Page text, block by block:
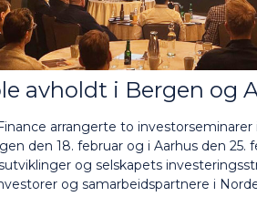
avholdt i Bergen og
arrangerte to
den 18. februar og i Aarhus den
og selskapets
og samarbeidspartnere i